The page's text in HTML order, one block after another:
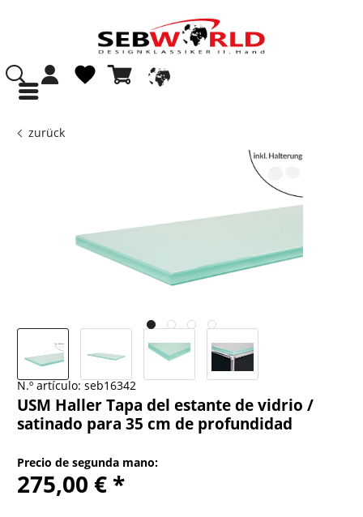
zurück
N.º artículo: seb16342
USM Haller Tapa del estante de vidrio /
satinado para 35 cm de profundidad
Precio de segunda mano:
275,00 € *